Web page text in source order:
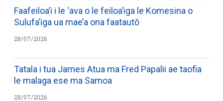
Faafeiloa’i i le ‘ava o le feiloa’iga le Komesina o
Sulufa’iga ua mae’a ona faatautō
28/07/2026
Tatala i tua James Atua ma Fred Papalii ae taofia
le malaga ese ma Samoa
28/07/2026